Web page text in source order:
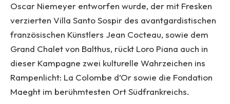
Oscar Niemeyer entworfen wurde, der mit Fresken
verzierten Villa Santo Sospir des avantgardistischen
französischen Künstlers Jean Cocteau, sowie dem
Grand Chalet von Balthus, rückt Loro Piana auch in
dieser Kampagne zwei kulturelle Wahrzeichen ins
Rampenlicht: La Colombe d’Or sowie die Fondation
Maeght im berühmtesten Ort Südfrankreichs.